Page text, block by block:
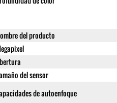
del producto
del sensor
de autoenfoque